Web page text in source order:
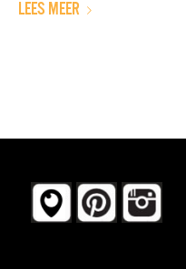
LEES MEER